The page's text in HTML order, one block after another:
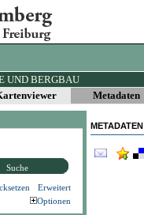
UND BERGBAU
Metadaten
Suche
Erweitert
Optionen